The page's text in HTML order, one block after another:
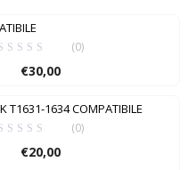
(0)
€30,00
T1631-1634 COMPATIBILE
(0)
€20,00